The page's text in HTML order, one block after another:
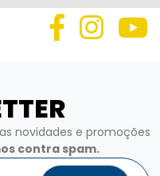
novidades e promoções
contra spam.